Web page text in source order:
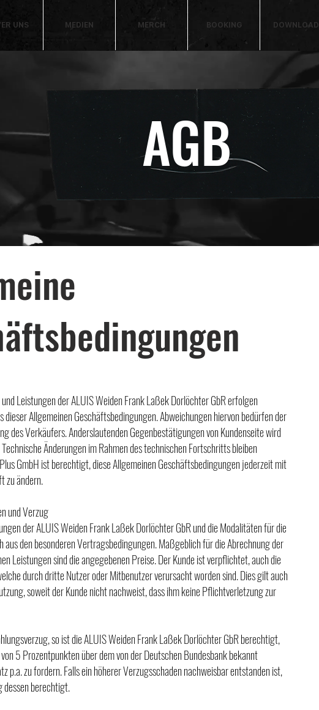
UNS MEDIEN MERCH BOOKING DOWNLOAD
AGB
Leistungen der ALUIS Weiden Frank Laßek Dorlöchter GbR erfolgen
dieser Allgemeinen Geschäftsbedingungen. Abweichungen hiervon bedürfen der
des Verkäufers. Anderslautenden Gegenbestätigungen von Kundenseite wird
Änderungen im Rahmen des technischen Fortschritts bleiben
GmbH ist berechtigt, diese Allgemeinen Geschäftsbedingungen jederzeit mit
zu ändern.
und Verzug
der ALUIS Weiden Frank Laßek Dorlöchter GbR und die Modalitäten für die
aus den besonderen Vertragsbedingungen. Maßgeblich für die Abrechnung der
Leistungen sind die angegebenen Preise. Der Kunde ist verpflichtet, auch die
durch dritte Nutzer oder Mitbenutzer verursacht worden sind. Dies gilt auch
soweit der Kunde nicht nachweist, dass ihm keine Pflichtverletzung zur
so ist die ALUIS Weiden Frank Laßek Dorlöchter GbR berechtigt,
5 Prozentpunkten über dem von der Deutschen Bundesbank bekannt
p.a. zu fordern. Falls ein höherer Verzugsschaden nachweisbar entstanden ist,
dessen berechtigt.